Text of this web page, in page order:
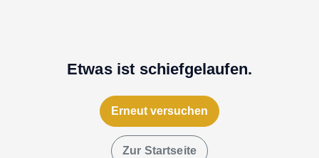
Etwas ist schiefgelaufen.
Erneut versuchen
Zur Startseite